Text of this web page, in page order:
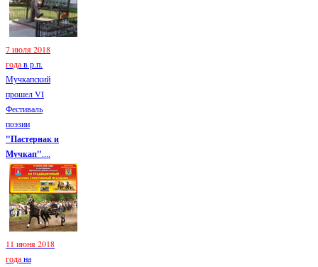
7 июля 2018
годав р.п.
Мучкапский
прошел VI
Фестиваль
поэзии
"Пастернак и
Мучкап"....
11 июня 2018
годана